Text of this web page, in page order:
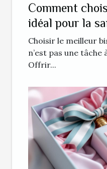
Comment
idéal pour la
chien ?
Choisir le meilleur
n’est pas une
Offrir...